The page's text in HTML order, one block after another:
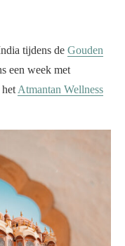
tijdens de Gouden
een week met
Atmantan Wellness